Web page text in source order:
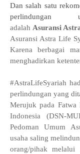
Dan salah satu
adalah Asuransi
Asuransi Astra Life
Karena berbagai
menghadirkan
#AstraLifeSyariah
perlindungan yang
Merujuk pada
Indonesia (DSN-
Pedoman Umum
usaha saling
orang/pihak